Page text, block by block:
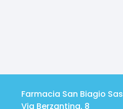
Farmacia San Biagio Sas
Via Berzantina, 8